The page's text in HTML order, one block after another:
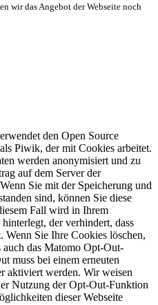
wir das Angebot der Webseite noch
den Open Source
Piwik, der mit Cookies arbeitet.
werden anonymisiert und zu
auf dem Server der
Sie mit der Speicherung und
sind, können Sie diese
Fall wird in Ihrem
der verhindert, dass
Wenn Sie Ihre Cookies löschen,
auch das Matomo Opt-Out-
muss bei einem erneuten
aktiviert werden. Wir weisen
Nutzung der Opt-Out-Funktion
dieser Webseite